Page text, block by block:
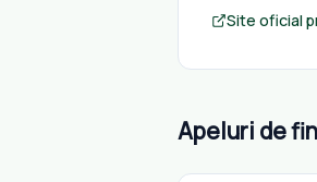
Site oficial
Apeluri de